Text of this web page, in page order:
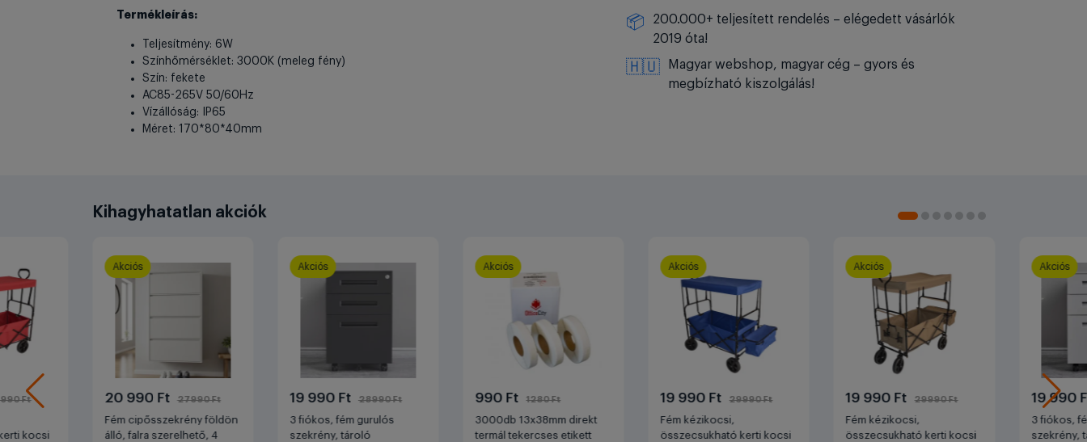
Termékleírás:
Teljesítmény: 6W
Színhőmérséklet: 3000K (meleg fény)
Szín: fekete
AC85-265V 50/60Hz
Vízállóság: IP65
Méret: 170*80*40mm
📦
200.000+ teljesített rendelés – elégedett vásárlók
2019 óta!
🇭🇺
Magyar webshop, magyar cég – gyors és
megbízható kiszolgálás!
Kihagyhatatlan akciók
Ft
kocsi
Akciós
20 990 Ft 27990 Ft
Fém cipősszekrény földön
álló, falra szerelhető, 4
Akciós
19 990 Ft 28990 Ft
3 fiókos, fém gurulós
szekrény, tároló
Akciós
990 Ft 1280 Ft
3000db 13x38mm direkt
termál tekercses etikett
Akciós
19 990 Ft 29990 Ft
Fém kézikocsi,
összecsukható kerti kocsi
Akciós
19 990 Ft 29990 Ft
Fém kézikocsi,
összecsukható kerti kocsi
Akciós
19 990
3 fiókos,
szekrény,